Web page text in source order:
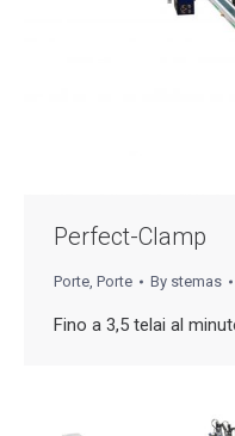
Perfect-Clamp
Porte, Porte By stemas
Fino a 3,5 telai al